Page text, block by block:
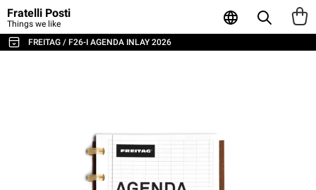
Fratelli Posti
Things we like
FREITAG / F26-I AGENDA INLAY 2026
SPORT E VIAGGI
BORSE PORTA LAPTOP